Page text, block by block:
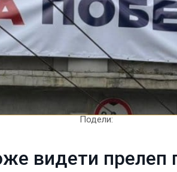
Подели:
видети прелеп